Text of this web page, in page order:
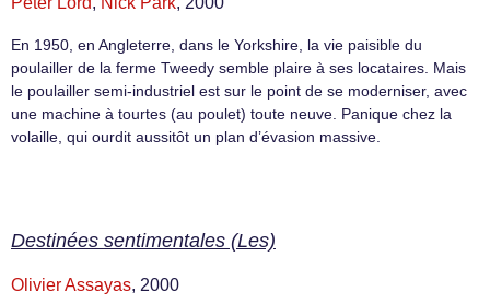
En 1950, en Angleterre, dans le Yorkshire, la vie paisible du
poulailler de la ferme Tweedy semble plaire à ses locataires. Mais
le poulailler semi-industriel est sur le point de se moderniser, avec
une machine à tourtes (au poulet) toute neuve. Panique chez la
volaille, qui ourdit aussitôt un plan d’évasion massive.
Destinées sentimentales (Les)
Olivier Assayas, 2000